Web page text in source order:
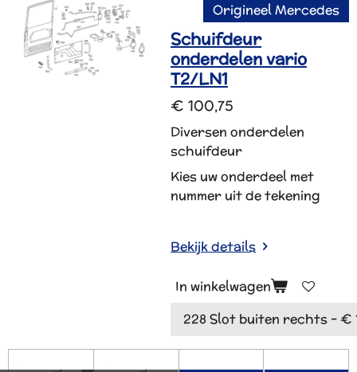
Origineel Mercedes
Schuifdeur
onderdelen vario
T2/LN1
€ 100,75
Diversen onderdelen
schuifdeur
Kies uw onderdeel met
nummer uit de tekening
Bekijk details
In winkelwagen